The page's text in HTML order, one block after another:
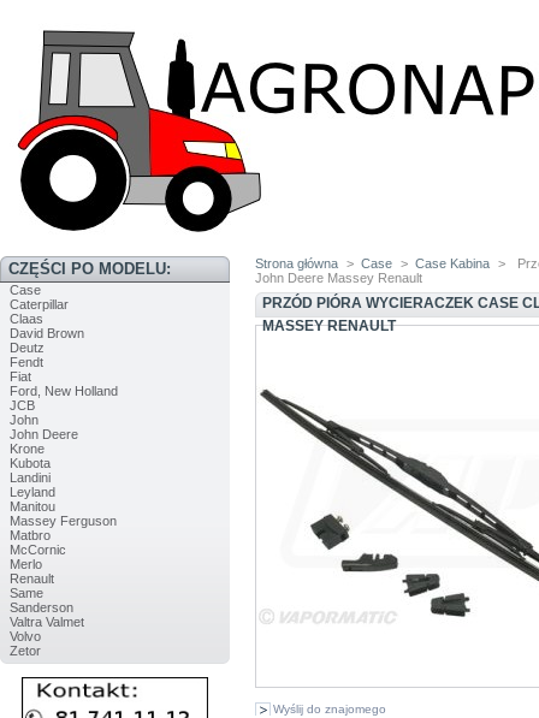
CZĘŚCI PO MODELU:
Case
Caterpillar
Claas
David Brown
Deutz
Fendt
Fiat
Ford, New Holland
JCB
John
John Deere
Krone
Kubota
Landini
Leyland
Manitou
Massey Ferguson
Matbro
McCornic
Merlo
Renault
Same
Sanderson
Valtra Valmet
Volvo
Zetor
Strona główna > Case > Case Kabina >
John Deere Massey Renault
PRZÓD PIÓRA WYCIERACZEK CASE
MASSEY RENAULT
Wyślij do znajomego